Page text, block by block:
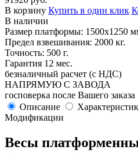
В корзину Купить в один клик
В наличии
Размер платформы: 1500х1250
Предел взвешивания: 2000 кг.
Точность: 500 г.
Гарантия 12 мес.
безналичный расчет (с НДС)
НАПРЯМУЮ С ЗАВОДА
госповерка после Вашего заказа
Описание
Модификации
Весы